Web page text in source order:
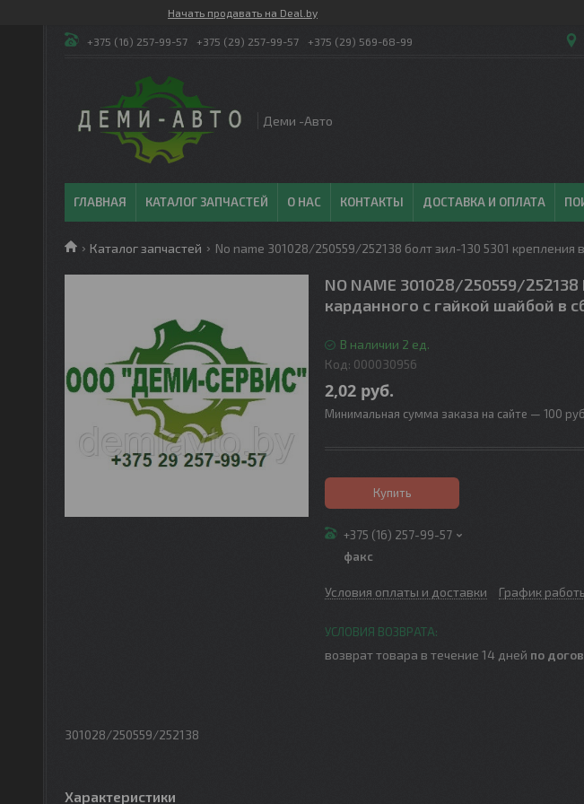
Начать продавать на Deal.by
+375 (16) 257-99-57 +375 (29) 257-99-57 +375 (29) 569-68-99
Деми -Авто
ГЛАВНАЯ КАТАЛОГ ЗАПЧАСТЕЙ О НАС КОНТАКТЫ ДОСТАВКА И ОПЛАТА
Каталог запчастей No name 301028/250559/252138 болт зил-130 5301
NO NAME 301028/250559/
карданного с гайкой шайбой в
В наличии 2 ед.
Код: 000030956
2,02 руб.
Минимальная сумма заказа на сайте — 100 руб
Купить
+375 (16) 257-99-57
факс
Условия оплаты и доставки График
возврат товара в течение 14 дней по
301028/250559/252138
Характеристики